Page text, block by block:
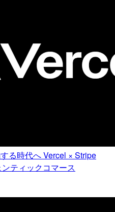
る時代へ Vercel × Stripe
ティックコマース